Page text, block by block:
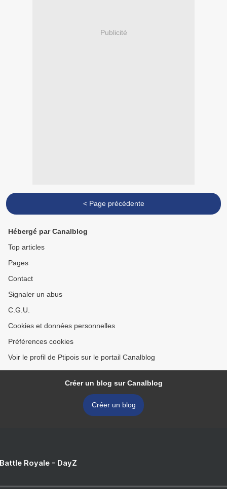
Publicité
< Page précédente
Hébergé par Canalblog
Top articles
Pages
Contact
Signaler un abus
C.G.U.
Cookies et données personnelles
Préférences cookies
Voir le profil de Ptipois sur le portail Canalblog
Créer un blog sur Canalblog
Créer un blog
Royale - DayZ